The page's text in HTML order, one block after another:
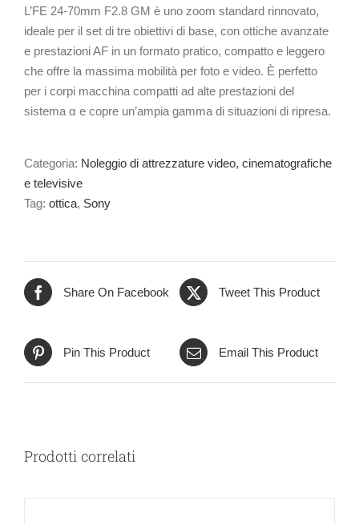
L’FE 24-70mm F2.8 GM è uno zoom standard rinnovato,
ideale per il set di tre obiettivi di base, con ottiche avanzate
e prestazioni AF in un formato pratico, compatto e leggero
che offre la massima mobilità per foto e video. È perfetto
per i corpi macchina compatti ad alte prestazioni del
sistema α e copre un’ampia gamma di situazioni di ripresa.
Categoria: Noleggio di attrezzature video, cinematografiche
e televisive
Tag: ottica, Sony
Share On Facebook Tweet This Product
Pin This Product Email This Product
Prodotti correlati